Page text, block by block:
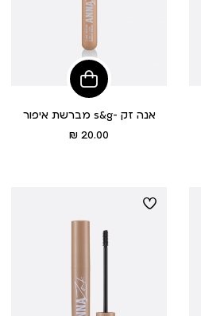
הוסיפי
לסל
מברשת איפור s&g- אנה זק
מחיר20.00 ₪